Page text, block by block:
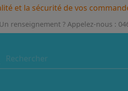
et la sécurité de vos
renseignement ? Appelez-nous :